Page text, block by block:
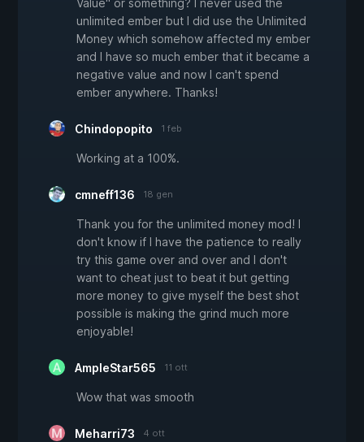
Value" or something? I never used the
unlimited ember but I did use the Unlimited
Money which somehow affected my ember
and I have so much ember that it became a
negative value and now I can't spend
ember anywhere. Thanks!
Chindopopito 1 feb
Working at a 100%.
cmneff136 18 gen
Thank you for the unlimited money mod! I
don't know if I have the patience to really
try this game over and over and I don't
want to cheat just to beat it but getting
more money to give myself the best shot
possible is making the grind much more
enjoyable!
AmpleStar565 11 ott
Wow that was smooth
Meharri73 4 ott